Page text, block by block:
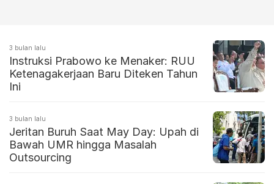
3 bulan lalu
Instruksi Prabowo ke Menaker: RUU
Ketenagakerjaan Baru Diteken Tahun
Ini
3 bulan lalu
Jeritan Buruh Saat May Day: Upah di
Bawah UMR hingga Masalah
Outsourcing